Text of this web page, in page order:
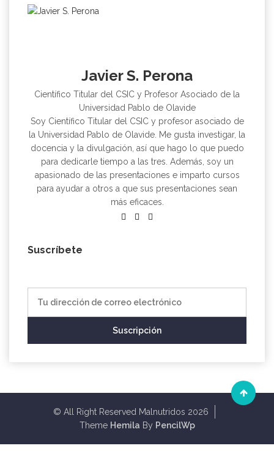
Javier S. Perona
Científico Titular del CSIC y Profesor Asociado de la
Universidad Pablo de Olavide
Soy Científico Titular del CSIC y profesor asociado de
la Universidad Pablo de Olavide. Me gusta investigar, la
docencia y la divulgación, así que hago lo que puedo
para dedicarle tiempo a las tres. Además, soy un
apasionado de las presentaciones e imparto cursos
para ayudar a otros a que sus presentaciones sean
más eficaces.
Suscríbete
© All Right Reserved Malnutridos 2026
Theme Hemila By PencilWp